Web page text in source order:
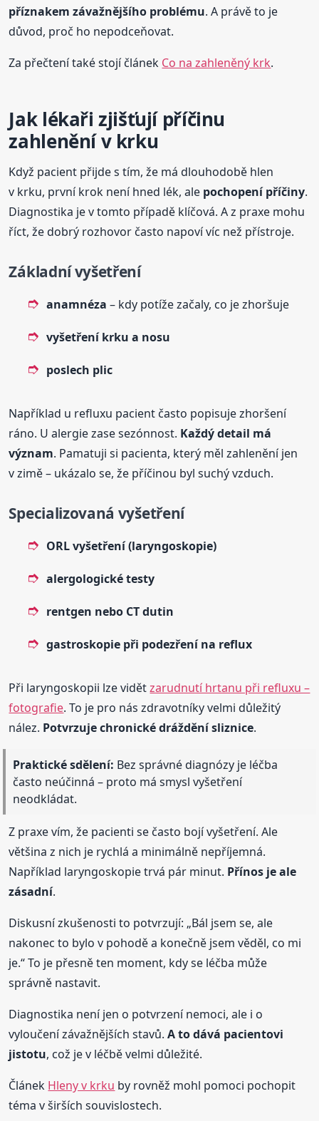
příznakem závažnějšího problému. A právě to je
důvod, proč ho nepodceňovat.
Za přečtení také stojí článek Co na zahleněný krk.
Jak lékaři zjišťují příčinu
zahlenění v krku
Když pacient přijde s tím, že má dlouhodobě hlen
v krku, první krok není hned lék, ale pochopení příčiny.
Diagnostika je v tomto případě klíčová. A z praxe mohu
říct, že dobrý rozhovor často napoví víc než přístroje.
Základní vyšetření
anamnéza – kdy potíže začaly, co je zhoršuje
vyšetření krku a nosu
poslech plic
Například u refluxu pacient často popisuje zhoršení
ráno. U alergie zase sezónnost. Každý detail má
význam. Pamatuji si pacienta, který měl zahlenění jen
v zimě – ukázalo se, že příčinou byl suchý vzduch.
Specializovaná vyšetření
ORL vyšetření (laryngoskopie)
alergologické testy
rentgen nebo CT dutin
gastroskopie při podezření na reflux
Při laryngoskopii lze vidětzarudnutí hrtanu při refluxu –
fotografie. To je pro nás zdravotníky velmi důležitý
nález. Potvrzuje chronické dráždění sliznice.
Praktické sdělení: Bez správné diagnózy je léčba
často neúčinná – proto má smysl vyšetření
neodkládat.
Z praxe vím, že pacienti se často bojí vyšetření. Ale
většina z nich je rychlá a minimálně nepříjemná.
Například laryngoskopie trvá pár minut. Přínos je ale
zásadní.
Diskusní zkušenosti to potvrzují: „Bál jsem se, ale
nakonec to bylo v pohodě a konečně jsem věděl, co mi
je.“ To je přesně ten moment, kdy se léčba může
správně nastavit.
Diagnostika není jen o potvrzení nemoci, ale i o
vyloučení závažnějších stavů.A to dává pacientovi
jistotu, což je v léčbě velmi důležité.
Článek Hleny v krku by rovněž mohl pomoci pochopit
téma v širších souvislostech.